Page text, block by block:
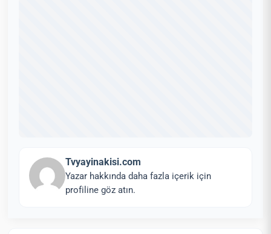
Tvyayinakisi.com
Yazar hakkında daha fazla içerik için
profiline göz atın.